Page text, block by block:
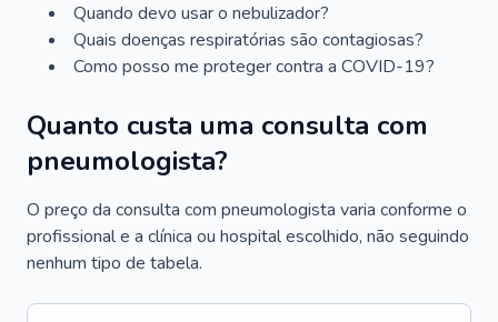
Quando devo usar o nebulizador?
Quais doenças respiratórias são contagiosas?
Como posso me proteger contra a COVID-19?
Quanto custa uma consulta com
pneumologista?
O preço da consulta com pneumologista varia conforme o
profissional e a clínica ou hospital escolhido, não seguindo
nenhum tipo de tabela.